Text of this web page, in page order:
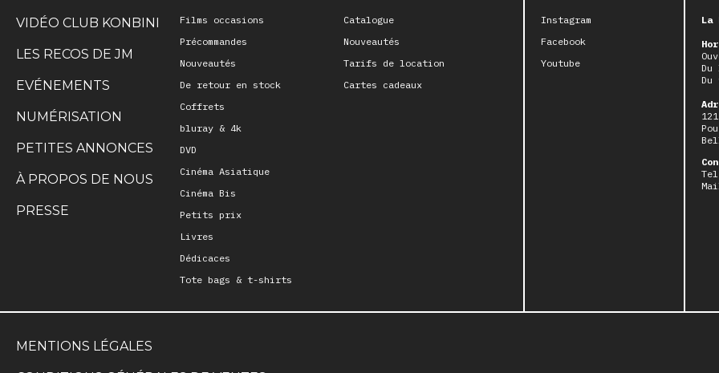
Films occasions
Précommandes
Nouveautés
De retour en stock
Coffrets
bluray & 4k
DVD
Cinéma Asiatique
Cinéma Bis
Petits prix
Livres
Dédicaces
Tote bags & t-shirts
Catalogue
Nouveautés
Tarifs de location
Cartes cadeaux
VIDÉO CLUB KONBINI
LES RECOS DE JM
EVÉNEMENTS
NUMÉRISATION
PETITES ANNONCES
À PROPOS DE NOUS
PRESSE
Instagram
Facebook
Youtube
La
MENTIONS LÉGALES